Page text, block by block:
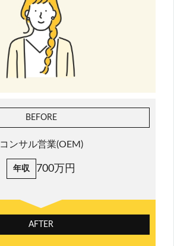
BEFORE
コンサル営業(OEM)
年収 700万円
AFTER